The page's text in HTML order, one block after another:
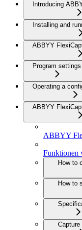
Introducing
Installing and
ABBYY
Program settings
Operating a
ABBYY
ABBYY
Funktionen
How to
How to
Capture